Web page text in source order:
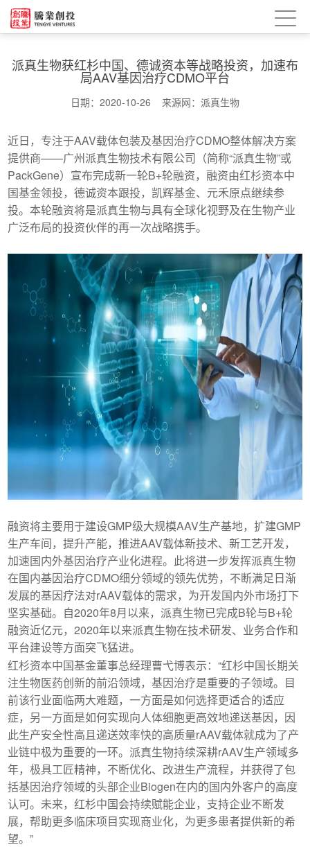
派真生物获红杉中国、德诚资本等战略投资，加速布
局AAV基因治疗CDMO平台
日期：2020-10-26 来源网：派真生物
近日，专注于AAV载体包装及基因治疗CDMO整体解决方案
提供商——广州派真生物技术有限公司（简称“派真生物”或
PackGene）宣布完成新一轮B+轮融资，融资由红杉资本中
国基金领投，德诚资本跟投，凯辉基金、元禾原点继续参
投。本轮融资将是派真生物与具有全球化视野及在生物产业
广泛布局的投资伙伴的再一次战略携手。
融资将主要用于建设GMP级大规模AAV生产基地，扩建GMP
生产车间，提升产能，推进AAV载体新技术、新工艺开发，
加速国内外基因治疗产业化进程。此将进一步发挥派真生物
在国内基因治疗CDMO细分领域的领先优势，不断满足日渐
发展的基因疗法对rAAV载体的需求，为开发国内外市场打下
坚实基础。自2020年8月以来，派真生物已完成B轮与B+轮
融资近亿元，2020年以来派真生物在技术研发、业务合作和
平台建设等方面突飞猛进。
红杉资本中国基金董事总经理曹弋博表示：“红杉中国长期关
注生物医药创新的前沿领域，基因治疗是重要的子领域。目
前该行业面临两大难题，一方面是如何选择更适合的适应
症，另一方面是如何实现向人体细胞更高效地递送基因，因
此生产安全性高且递送效率快的高质量rAAV载体就成为了产
业链中极为重要的一环。派真生物持续深耕rAAV生产领域多
年，极具工匠精神，不断优化、改进生产流程，并获得了包
括基因治疗领域的头部企业Biogen在内的国内外客户的高度
认可。未来，红杉中国会持续赋能企业，支持企业不断发
展，帮助更多临床项目实现商业化，为更多患者提供新的希
望。”